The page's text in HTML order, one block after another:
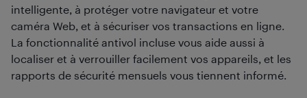
intelligente, à protéger votre navigateur et votre
caméra Web, et à sécuriser vos transactions en ligne.
La fonctionnalité antivol incluse vous aide aussi à
localiser et à verrouiller facilement vos appareils, et les
rapports de sécurité mensuels vous tiennent informé.